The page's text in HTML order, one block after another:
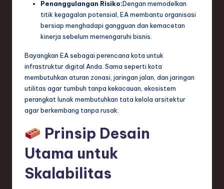
Penanggulangan Risiko:Dengan memodelkan
titik kegagalan potensial, EA membantu organisasi
bersiap menghadapi gangguan dan kemacetan
kinerja sebelum memengaruhi bisnis.
Bayangkan EA sebagai perencana kota untuk
infrastruktur digital Anda. Sama seperti kota
membutuhkan aturan zonasi, jaringan jalan, dan jaringan
utilitas agar tumbuh tanpa kekacauan, ekosistem
perangkat lunak membutuhkan tata kelola arsitektur
agar berkembang tanpa rusak.
Prinsip Desain
Utama untuk
Skalabilitas